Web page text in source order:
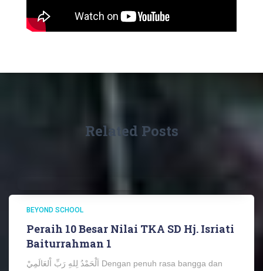
Related Posts
BEYOND SCHOOL
Peraih 10 Besar Nilai TKA SD Hj. Isriati
Baiturrahman 1
اَلْحَمْدُ لِلهِ رَبِّ اْلعَالَمِيْ Dengan penuh rasa bangga dan